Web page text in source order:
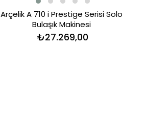
Arçelik A 710 i Prestige Serisi Solo
Bulaşık Makinesi
₺27.269,00